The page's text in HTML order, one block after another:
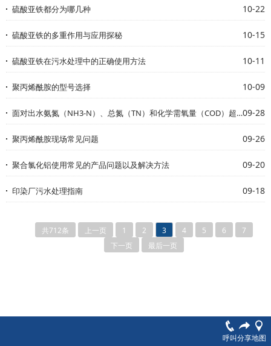
10-22
硫酸亚铁都分为哪几种
10-15
硫酸亚铁的多重作用与应用探秘
10-11
硫酸亚铁在污水处理中的正确使用方法
10-09
聚丙烯酰胺的型号选择
09-28
面对出水氨氮（NH3-N）、总氮（TN）和化学需氧量（COD）超标的情况
09-26
聚丙烯酰胺现场常见问题
09-20
聚合氯化铝使用常见的产品问题以及解决方法
09-18
印染厂污水处理指南
共712条 上一页 1 2 3 4 5 6
7
下一页
最后一页
呼叫分享地图